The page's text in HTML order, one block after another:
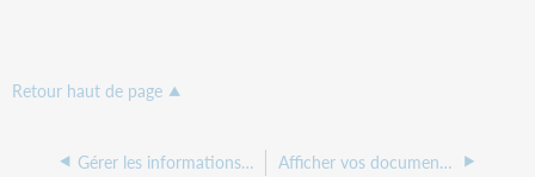
Retour haut de page
Gérer les informations et paramètres de licence Afficher vos documents dans Google Scholar